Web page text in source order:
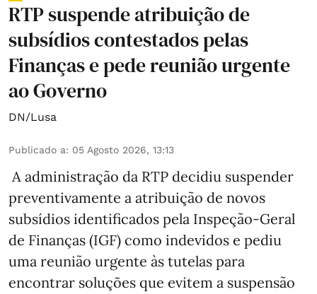
RTP suspende atribuição de
subsídios contestados pelas
Finanças e pede reunião urgente
ao Governo
DN/Lusa
Publicado a: 05 Agosto 2026, 13:13
A administração da RTP decidiu suspender
preventivamente a atribuição de novos
subsídios identificados pela Inspeção-Geral
de Finanças (IGF) como indevidos e pediu
uma reunião urgente às tutelas para
encontrar soluções que evitem a suspensão